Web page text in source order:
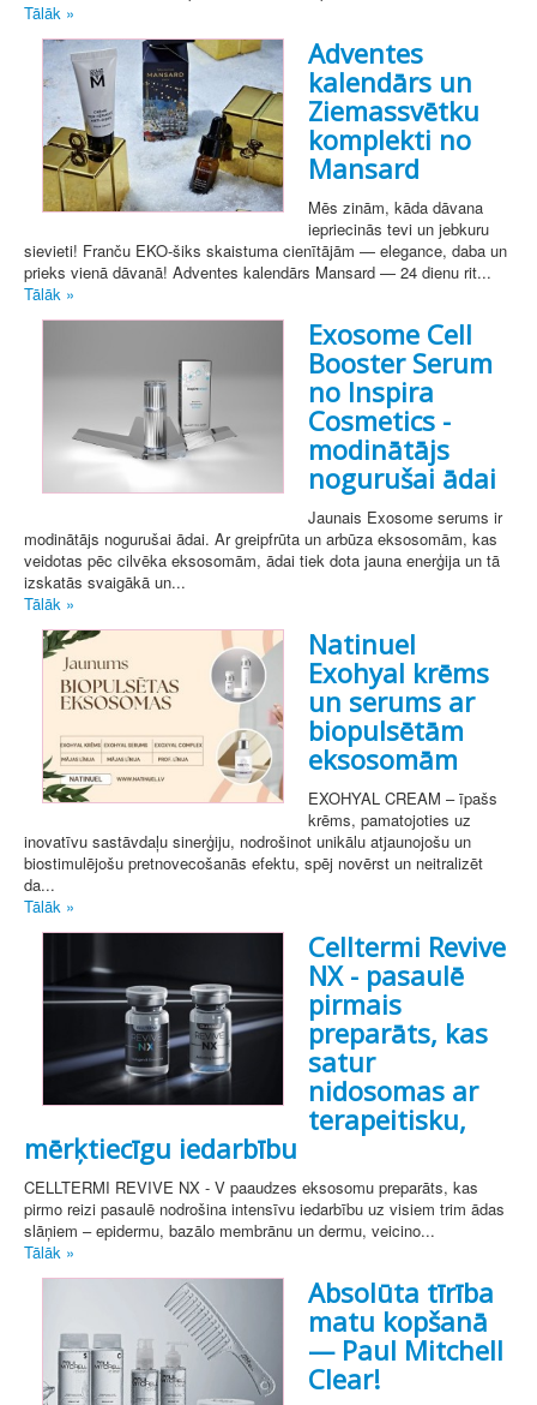
Tālāk »
Adventes
kalendārs un
Ziemassvētku
komplekti no
Mansard
Mēs zinām, kāda dāvana
iepriecinās tevi un jebkuru
sievieti! Franču EKO-šiks skaistuma cienītājām — elegance, daba un
prieks vienā dāvanā! Adventes kalendārs Mansard — 24 dienu rit...
Tālāk »
Exosome Cell
Booster Serum
no Inspira
Cosmetics -
modinātājs
nogurušai ādai
Jaunais Exosome serums ir
modinātājs nogurušai ādai. Ar greipfrūta un arbūza eksosomām, kas
veidotas pēc cilvēka eksosomām, ādai tiek dota jauna enerģija un tā
izskatās svaigākā un...
Tālāk »
Natinuel
Exohyal krēms
un serums ar
biopulsētām
eksosomām
EXOHYAL CREAM – īpašs
krēms, pamatojoties uz
inovatīvu sastāvdaļu sinerģiju, nodrošinot unikālu atjaunojošu un
biostimulējošu pretnovecošanās efektu, spēj novērst un neitralizēt
da...
Tālāk »
Celltermi Revive
NX - pasaulē
pirmais
preparāts, kas
satur
nidosomas ar
terapeitisku,
mērķtiecīgu iedarbību
CELLTERMI REVIVE NX - V paaudzes eksosomu preparāts, kas
pirmo reizi pasaulē nodrošina intensīvu iedarbību uz visiem trim ādas
slāņiem – epidermu, bazālo membrānu un dermu, veicino...
Tālāk »
Absolūta tīrība
matu kopšanā
— Paul Mitchell
Clear!